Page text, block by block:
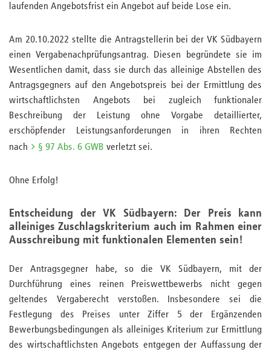
laufenden Angebotsfrist ein Angebot auf beide Lose ein.
Am 20.10.2022 stellte die Antragstellerin bei der VK Südbayern
einen Vergabenachprüfungsantrag. Diesen begründete sie im
Wesentlichen damit, dass sie durch das alleinige Abstellen des
Antragsgegners auf den Angebotspreis bei der Ermittlung des
wirtschaftlichsten Angebots bei zugleich funktionaler
Beschreibung der Leistung ohne Vorgabe detaillierter,
erschöpfender Leistungsanforderungen in ihren Rechten
nach
§ 97 Abs. 6 GWB verletzt sei.
Ohne Erfolg!
Entscheidung der VK Südbayern: Der Preis kann
alleiniges Zuschlagskriterium auch im Rahmen einer
Ausschreibung mit funktionalen Elementen sein!
Der Antragsgegner habe, so die VK Südbayern, mit der
Durchführung eines reinen Preiswettbewerbs nicht gegen
geltendes Vergaberecht verstoßen. Insbesondere sei die
Festlegung des Preises unter Ziffer 5 der Ergänzenden
Bewerbungsbedingungen als alleiniges Kriterium zur Ermittlung
des wirtschaftlichsten Angebots entgegen der Auffassung der